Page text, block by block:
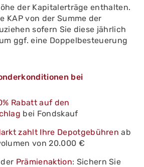
der Kapitalerträge enthalten.
KAP von der Summe der
sofern Sie diese jährlich
ggf. eine Doppelbesteuerung
bei
Rabatt auf den
bei Fondskauf
zahlt Ihre Depotgebühren ab
von 20.000 €
Prämienaktion: Sichern Sie